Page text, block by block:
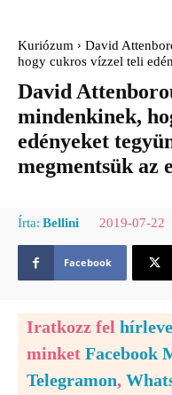
Kuriózum
David
hogy cukros vízzel teli
David
mindenkinek,
edényeket
megmentsük az
Írta: Bellini 2019-07-22
Facebook
Iratkozz fel
minket Facebook
Telegramon,